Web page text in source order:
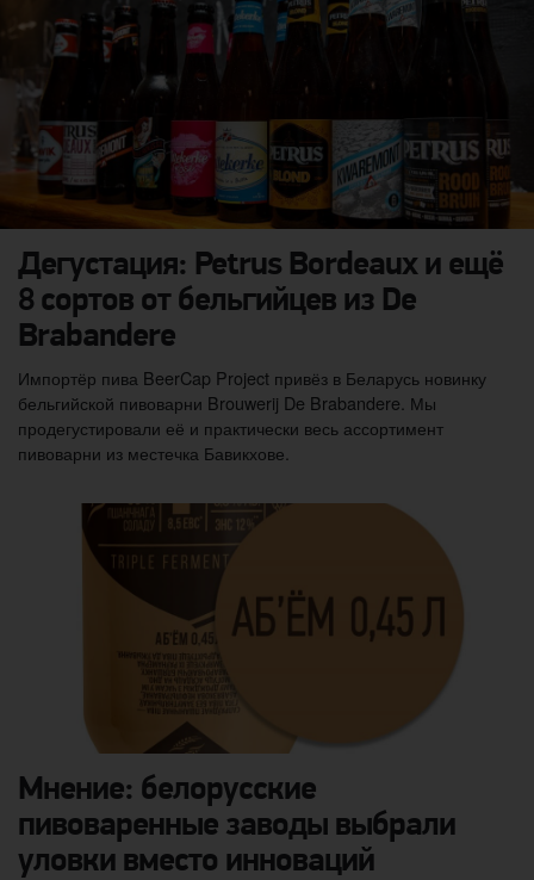
Дегустация: Petrus Bordeaux и ещё
8 сортов от бельгийцев из De
Brabandere
Импортёр пива BeerCap Project привёз в Беларусь новинку
бельгийской пивоварни Brouwerij De Brabandere. Мы
продегустировали её и практически весь ассортимент
пивоварни из местечка Бавикхове.
Мнение: белорусские
пивоваренные заводы выбрали
уловки вместо инноваций